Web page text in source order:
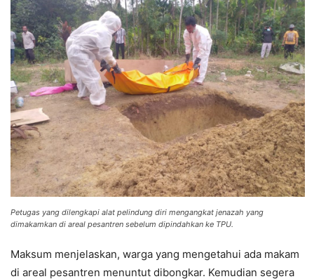
Petugas yang dilengkapi alat pelindung diri mengangkat jenazah yang
dimakamkan di areal pesantren sebelum dipindahkan ke TPU.
Maksum menjelaskan, warga yang mengetahui ada makam
di areal pesantren menuntut dibongkar. Kemudian segera